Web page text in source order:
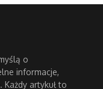
o
informacje,
artykuł to